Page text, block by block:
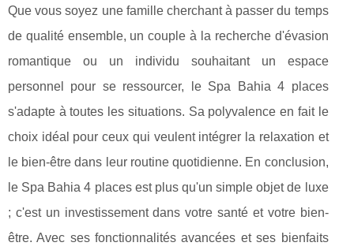
Que vous soyez une famille cherchant à passer du temps
de qualité ensemble, un couple à la recherche d'évasion
romantique ou un individu souhaitant un espace
personnel pour se ressourcer, le Spa Bahia 4 places
s'adapte à toutes les situations. Sa polyvalence en fait le
choix idéal pour ceux qui veulent intégrer la relaxation et
le bien-être dans leur routine quotidienne. En conclusion,
le Spa Bahia 4 places est plus qu'un simple objet de luxe
; c'est un investissement dans votre santé et votre bien-
être. Avec ses fonctionnalités avancées et ses bienfaits